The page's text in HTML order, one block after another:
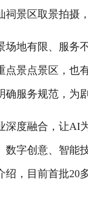
景区取景拍摄
有限、服务不
点景点景区，也
确服务规范，为
度融合，让AI为
数字创意、智能
绍，目前首批20